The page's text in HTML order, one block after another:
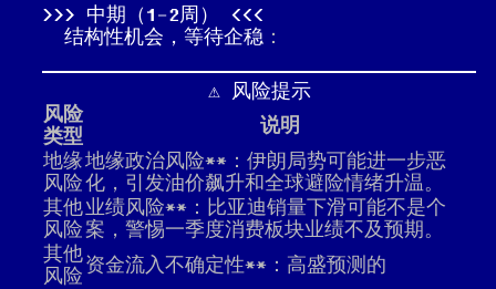
中期（1-2周）
结构性机会，等待企稳 ：
⚠️ 风险提示
风险
类型
说明
地缘
风险
地缘政治风险**：伊朗局势可能进一步恶
化，引发油价飙升和全球避险情绪升温。
其他
风险
业绩风险**：比亚迪销量下滑可能不是个
案，警惕一季度消费板块业绩不及预期。
其他
风险 资金流入不确定性**：高盛预测的